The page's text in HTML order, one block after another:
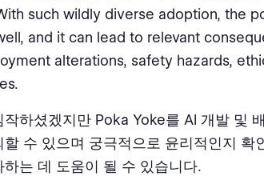
such wildly diverse adoption, the
and it can lead to relevant
alterations, safety hazards,
작하셨겠지만 Poka Yoke를 AI 개발 및
할 수 있으며 궁극적으로 윤리적인지 확
하는 데 도움이 될 수 있습니다.